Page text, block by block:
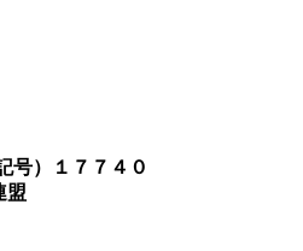
２－２
１７７４０
盟